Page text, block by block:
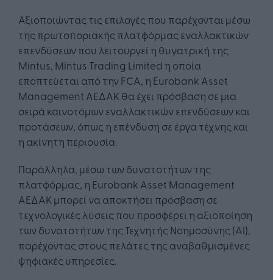
Αξιοποιώντας τις επιλογές που παρέχονται μέσω
της πρωτοποριακής πλατφόρμας εναλλακτικών
επενδύσεων που λειτουργεί η θυγατρική της
Mintus, Mintus Trading Limited η οποία
εποπτεύεται από την FCA, η Eurobank Asset
Management ΑΕΔΑΚ θα έχει πρόσβαση σε μια
σειρά καινοτόμων εναλλακτικών επενδύσεων και
προτάσεων, όπως η επένδυση σε έργα τέχνης και
η ακίνητη περιουσία.
Παράλληλα, μέσω των δυνατοτήτων της
πλατφόρμας, η Eurobank Asset Management
ΑΕΔΑΚ μπορεί να αποκτήσει πρόσβαση σε
τεχνολογικές λύσεις που προσφέρει η αξιοποίηση
των δυνατοτήτων της Τεχνητής Νοημοσύνης (AI),
παρέχοντας στους πελάτες της αναβαθμισμένες
ψηφιακές υπηρεσίες.